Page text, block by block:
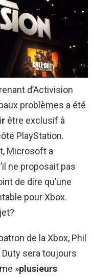
d’Activision
problèmes a été
être exclusif à
PlayStation.
Microsoft a
ne proposait pas
de dire qu’une
pour Xbox.
de la Xbox, Phil
Duty sera toujours
»plusieurs